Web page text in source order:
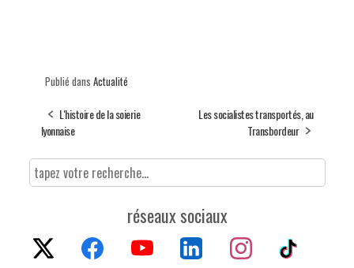
Publié dans Actualité
L'histoire de la soierie
lyonnaise
Les socialistes transportés, au
Transbordeur
réseaux sociaux